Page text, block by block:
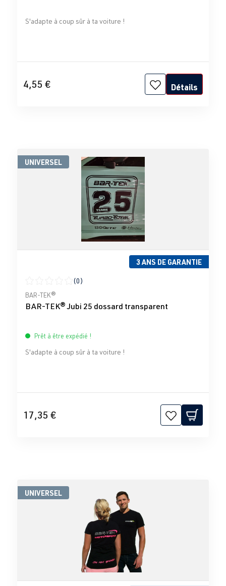
S'adapte à coup sûr à ta voiture !
4,55 € Détails
UNIVERSEL
3 ANS DE GARANTIE
Note moyenne de 0 sur 5 étoiles
(0)
BAR-TEK®
BAR-TEK® Jubi 25 dossard transparent
Prêt à être expédié !
S'adapte à coup sûr à ta voiture !
17,35 €
UNIVERSEL